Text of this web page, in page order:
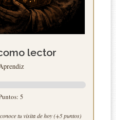
lector
5
tu visita de hoy (+5 puntos)